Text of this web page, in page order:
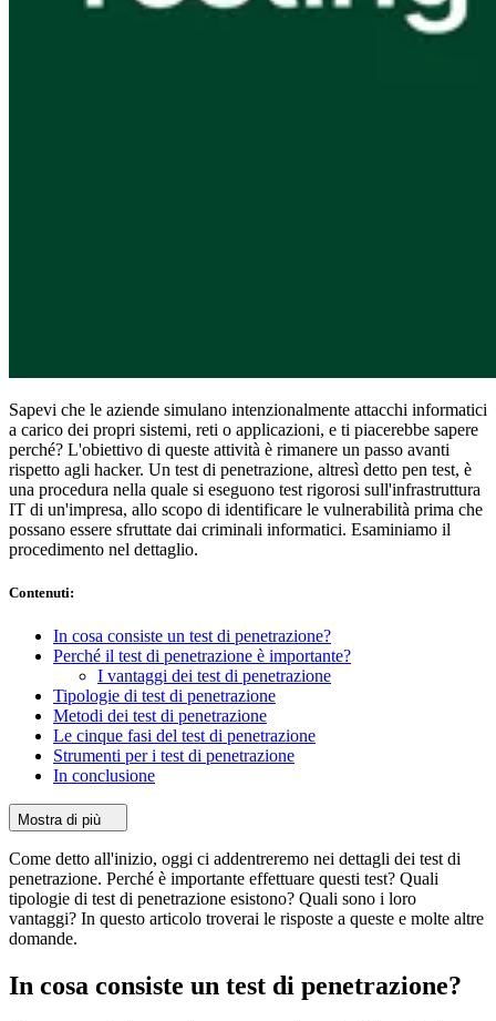
Sapevi che le aziende simulano intenzionalmente attacchi informatici
a carico dei propri sistemi, reti o applicazioni, e ti piacerebbe sapere
perché? L'obiettivo di queste attività è rimanere un passo avanti
rispetto agli hacker. Un test di penetrazione, altresì detto pen test, è
una procedura nella quale si eseguono test rigorosi sull'infrastruttura
IT di un'impresa, allo scopo di identificare le vulnerabilità prima che
possano essere sfruttate dai criminali informatici. Esaminiamo il
procedimento nel dettaglio.
Contenuti:
In cosa consiste un test di penetrazione?
Perché il test di penetrazione è importante?
I vantaggi dei test di penetrazione
Tipologie di test di penetrazione
Metodi dei test di penetrazione
Le cinque fasi del test di penetrazione
Strumenti per i test di penetrazione
In conclusione
Mostra di più
Come detto all'inizio, oggi ci addentreremo nei dettagli dei test di
penetrazione. Perché è importante effettuare questi test? Quali
tipologie di test di penetrazione esistono? Quali sono i loro
vantaggi? In questo articolo troverai le risposte a queste e molte altre
domande.
In cosa consiste un test di penetrazione?